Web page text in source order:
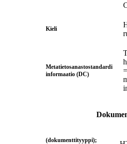
Kieli
Metatietosanastostandardi
informaatio (DC)
(dokumenttityyppi);